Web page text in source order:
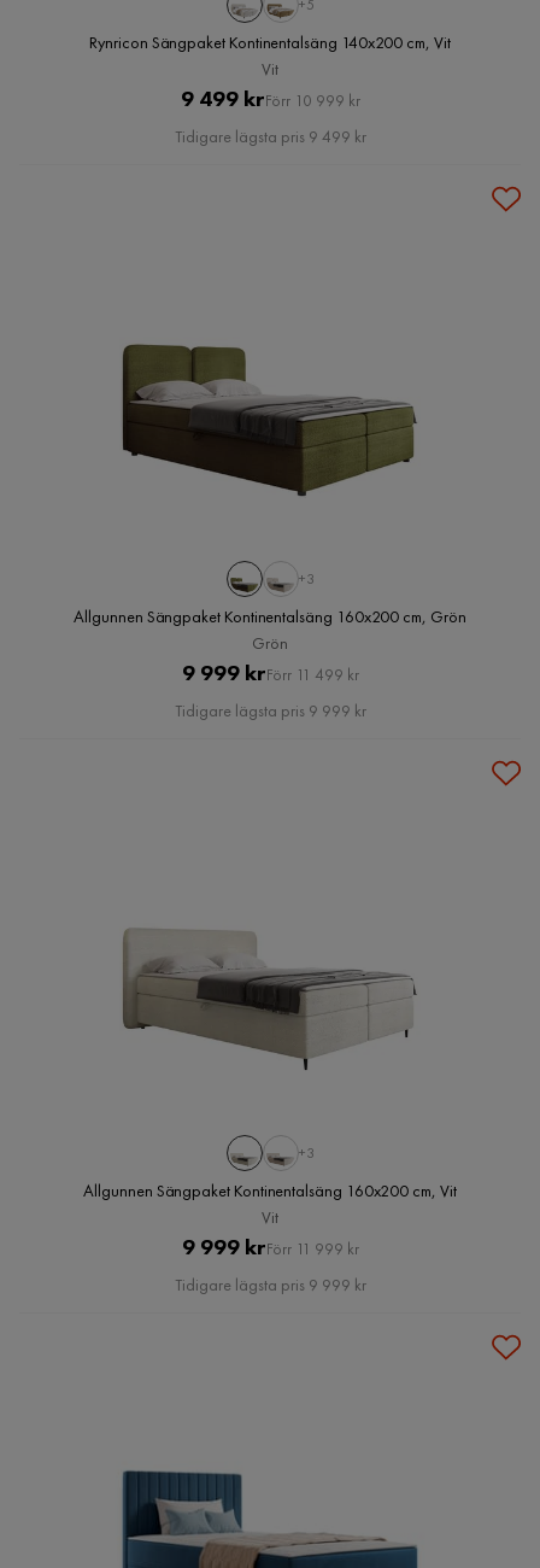
+5
Rynricon Sängpaket Kontinentalsäng 140x200 cm, Vit
Vit
Pris
9 499 krOriginal
Pris
Förr 10 999 kr
Tidigare lägsta pris 9 499 kr
+3
Allgunnen Sängpaket Kontinentalsäng 160x200 cm, Grön
Grön
Pris
9 999 krOriginal
Pris
Förr 11 499 kr
Tidigare lägsta pris 9 999 kr
+3
Allgunnen Sängpaket Kontinentalsäng 160x200 cm, Vit
Vit
Pris
9 999 krOriginal
Pris
Förr 11 999 kr
Tidigare lägsta pris 9 999 kr